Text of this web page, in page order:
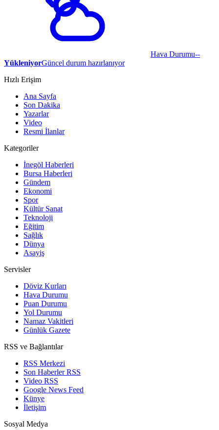
Hava Durumu--
YükleniyorGüncel durum hazırlanıyor
Hızlı Erişim
Ana Sayfa
Son Dakika
Yazarlar
Video
Resmi İlanlar
Kategoriler
İnegöl Haberleri
Bursa Haberleri
Gündem
Ekonomi
Spor
Kültür Sanat
Teknoloji
Eğitim
Sağlık
Dünya
Asayiş
Servisler
Döviz Kurları
Hava Durumu
Puan Durumu
Yol Durumu
Namaz Vakitleri
Günlük Gazete
RSS ve Bağlantılar
RSS Merkezi
Son Haberler RSS
Video RSS
Google News Feed
Künye
İletişim
Sosyal Medya